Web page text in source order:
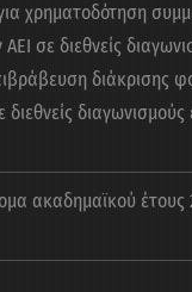
χρηματοδότηση
σε διεθνείς
διάκρισης
διεθνείς
ακαδημαϊκού έτους